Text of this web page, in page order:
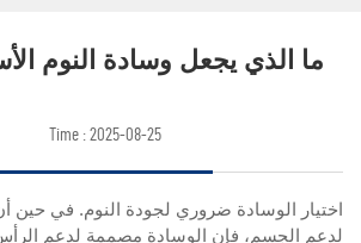
ما الذي يجعل وسادة النوم
Time : 2025-08-25
اختيار الوسادة ضروري لجودة النوم. في حين
لدعم الجسم، فإن الوسادة مصممة لدعم الرأس